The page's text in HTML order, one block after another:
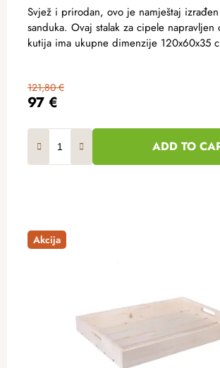
97 €
121,80 €
ADD TO
Svjež i prirodan, ovo je namještaj
sanduka. Ovaj stalak za cipele
kutija ima ukupne dimenzije 120x60x35
Akcija